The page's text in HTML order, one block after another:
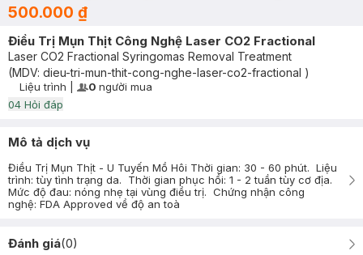
500.000 ₫
Điều Trị Mụn Thịt Công Nghệ Laser CO2 Fractional
Laser CO2 Fractional Syringomas Removal Treatment
(MDV: dieu-tri-mun-thit-cong-nghe-laser-co2-fractional )
Timer Gray Icon
Liệu trình User Product Icon
0 người mua
04 Hỏi đáp
Mô tả dịch vụ
Điều Trị Mụn Thịt - U Tuyến Mồ Hôi Thời gian: 30 - 60 phút. Liệu
trình: tùy tình trạng da. Thời gian phục hồi: 1 - 2 tuần tùy cơ địa.
Mức độ đau: nóng nhẹ tại vùng điều trị. Chứng nhận công
nghệ: FDA Approved về độ an toà
Đánh giá(0)